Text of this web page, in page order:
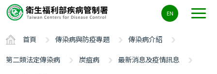
要
容
ALT+C
EN
首頁 傳染病與防疫專題
傳染病介紹
第二類法定傳染病
炭疽病
最新消息及疫情訊息